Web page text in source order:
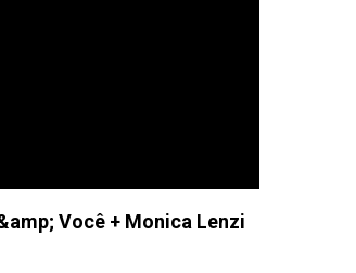
Você + Monica Lenzi